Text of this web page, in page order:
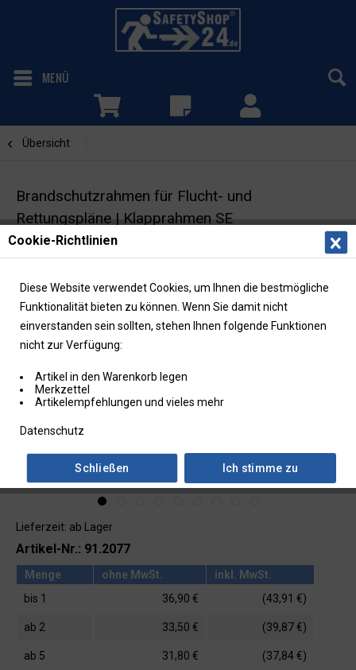
MENÜ
Übersicht
Brandschutzrahmen für Flucht- und
Rettungspläne | Klapprahmen SE
Lieferzeit: ab Lager
Artikel-Nr.: 91.2077
Menge ohne MwSt.
inkl. MwSt.
bis 1 36,90 € (43,91 €)
ab 2 33,50 € (39,87 €)
ab 5 31,80 € (37,84 €)
Cookie-Richtlinien
Diese Website verwendet Cookies, um Ihnen die bestmögliche
Funktionalität bieten zu können. Wenn Sie damit nicht
einverstanden sein sollten, stehen Ihnen folgende Funktionen
nicht zur Verfügung:
Artikel in den Warenkorb legen
Merkzettel
Artikelempfehlungen und vieles mehr
Datenschutz
Ich stimme zu
Schließen